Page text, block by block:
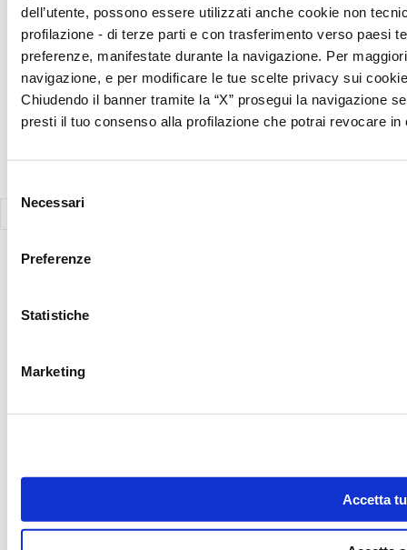
dell’utente, possono essere utilizzati anche cookie non
profilazione - di terze parti e con trasferimento verso paesi
preferenze, manifestate durante la navigazione. Per
navigazione, e per modificare le tue scelte privacy sui
Chiudendo il banner tramite la “X” prosegui la navigazione
presti il tuo consenso alla profilazione che potrai revocare
delNecessari
Preferenze
Statistiche
Marketing
Accetta
Responsabile della Protezione dei Dati (Art. 37 del REG UE 2016/679)
Avv. Victoria Parise privacy@giuntipsy.com